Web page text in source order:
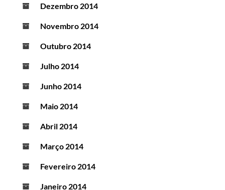
Dezembro 2014
Novembro 2014
Outubro 2014
Julho 2014
Junho 2014
Maio 2014
Abril 2014
Março 2014
Fevereiro 2014
Janeiro 2014